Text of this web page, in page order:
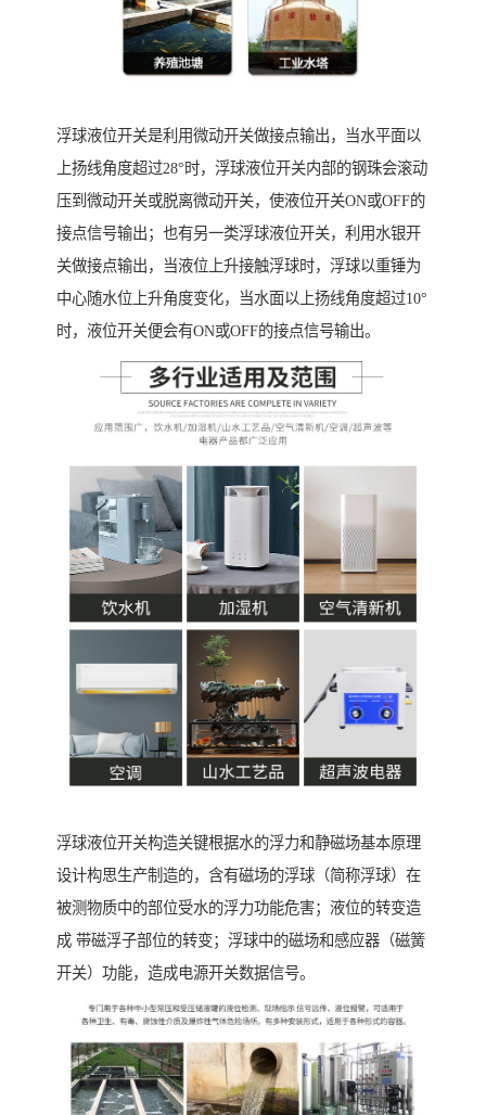
浮球液位开关是利用微动开关做接点输出，当水平面以
上扬线角度超过28°时，浮球液位开关内部的钢珠会滚动
压到微动开关或脱离微动开关，使液位开关ON或OFF的
接点信号输出；也有另一类浮球液位开关，利用水银开
关做接点输出，当液位上升接触浮球时，浮球以重锤为
中心随水位上升角度变化，当水面以上扬线角度超过10°
时，液位开关便会有ON或OFF的接点信号输出。
浮球液位开关构造关键根据水的浮力和静磁场基本原理
设计构思生产制造的，含有磁场的浮球（简称浮球）在
被测物质中的部位受水的浮力功能危害；液位的转变造
成 带磁浮子部位的转变；浮球中的磁场和感应器（磁簧
开关）功能，造成电源开关数据信号。